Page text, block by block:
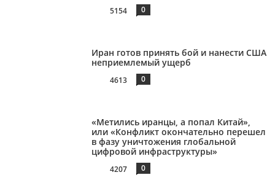
5154 0
Иран готов принять бой и нанести США
неприемлемый ущерб
4613 0
«Метились иранцы, а попал Китай»,
или «Конфликт окончательно перешел
в фазу уничтожения глобальной
цифровой инфраструктуры»
4207 0